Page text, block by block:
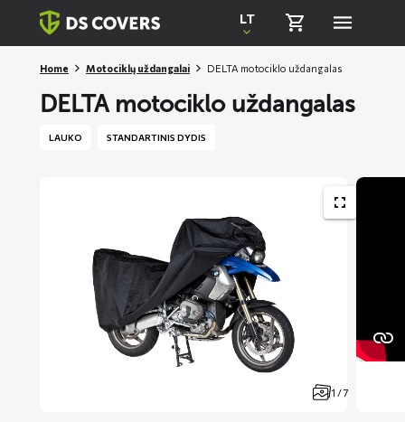
Skiplinks
LT
Home Motociklų uždangalai DELTA motociklo uždangalas
DELTA motociklo uždangalas
LAUKO STANDARTINIS DYDIS
1 / 7